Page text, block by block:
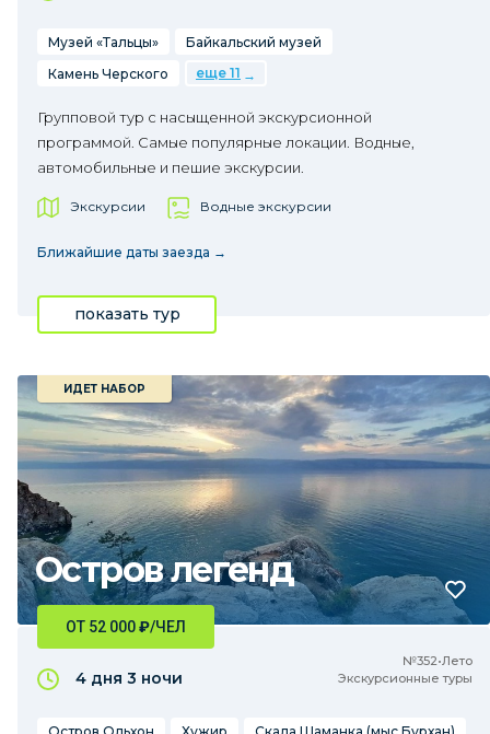
Музей «Тальцы»
Байкальский музей
Камень Черского
еще 11
Групповой тур с насыщенной экскурсионной
программой. Самые популярные локации. Водные,
автомобильные и пешие экскурсии.
Экскурсии Водные экскурсии
Ближайшие даты заезда →
показать тур
Остров легенд
ИДЕТ НАБОР
№352•Лето
Экскурсионные туры
ОТ 52 000₽/ЧЕЛ
4 дня 3 ночи